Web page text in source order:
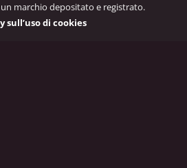
marchio depositato e registrato.
sull’uso di cookies